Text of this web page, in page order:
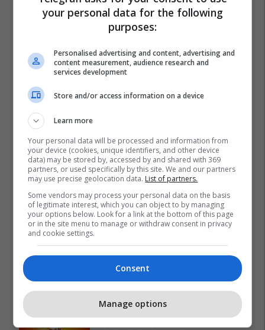
Promo Reklamo këtu
your personal data for the following
purposes:
Personalised advertising and content, advertising and
content measurement, audience research and
services development
Store and/or access information on a device
Learn more
Your personal data will be processed and information from
your device (cookies, unique identifiers, and other device
data) may be stored by, accessed by and shared with 369
partners, or used specifically by this site. We and our partners
may use precise geolocation data. List of partners.
Some vendors may process your personal data on the basis
of legitimate interest, which you can object to by managing
your options below. Look for a link at the bottom of this page
or in the site menu to manage or withdraw consent in privacy
and cookie settings.
Consent
Manage options